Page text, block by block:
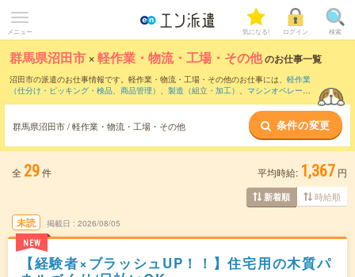
メニュー 気になる! ログイン 検索
群馬県沼田市 ×軽作業・物流・工場・その他のお仕事一覧
沼田市の派遣のお仕事情報です。軽作業・物流・工場・その他のお仕事には、 軽作業
（仕分け・ピッキング・検品、商品管理） 、 製造（組立・加工） 、 マシンオペレータ
群馬県沼田市 / 軽作業・物流・工場・その他 条件の変更
全 29件 平均時給: 1,367 円
新着順 時給順
未読
NEW
掲載日 2026/08/05
【経験者×ブラッシュUP！！】住宅用の木質パ